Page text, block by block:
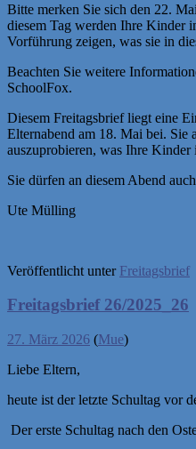
Bitte merken Sie sich den 22.
diesem Tag werden Ihre Kinder
Vorführung zeigen, was sie in
Beachten Sie weitere
SchoolFox.
Diesem Freitagsbrief liegt eine
Elternabend am 18. Mai bei. Sie
auszuprobieren, was Ihre
Sie dürfen an diesem Abend
Ute Mülling
Veröffentlicht unter Freitagsbrief
Freitagsbrief 26/2025_26
27. März 2026 (Mue)
Liebe Eltern,
heute ist der letzte Schultag vor
Der erste Schultag nach den